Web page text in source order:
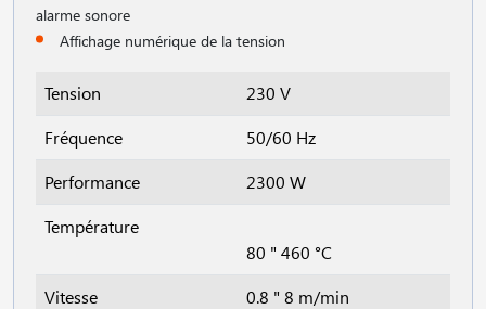
alarme sonore
Affichage numérique de la tension
Tension
230 V
Fréquence
50/60 Hz
Performance
2300 W
Température
80 " 460 °C
Vitesse
0.8 " 8 m/min